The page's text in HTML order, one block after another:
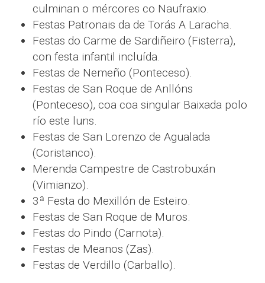
culminan o mércores co Naufraxio.
Festas Patronais da de Torás A Laracha.
Festas do Carme de Sardiñeiro (Fisterra),
con festa infantil incluída.
Festas de Nemeño (Ponteceso).
Festas de San Roque de Anllóns
(Ponteceso), coa coa singular Baixada polo
río este luns.
Festas de San Lorenzo de Agualada
(Coristanco).
Merenda Campestre de Castrobuxán
(Vimianzo).
3ª Festa do Mexillón de Esteiro.
Festas de San Roque de Muros.
Festas do Pindo (Carnota).
Festas de Meanos (Zas).
Festas de Verdillo (Carballo).